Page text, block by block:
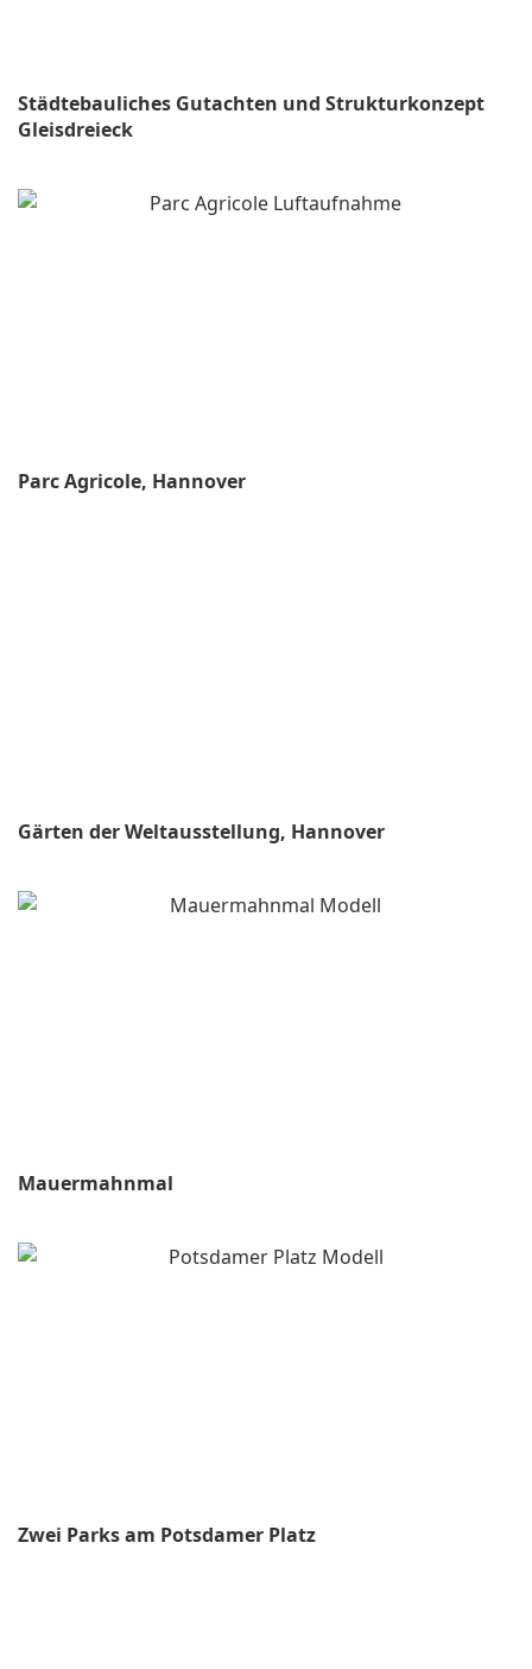
Städtebauliches Gutachten und Strukturkonzept
Gleisdreieck
Parc Agricole, Hannover
Gärten der Weltausstellung, Hannover
Mauermahnmal
Zwei Parks am Potsdamer Platz